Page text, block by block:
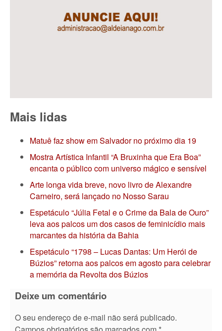
Mais lidas
Matuê faz show em Salvador no próximo dia 19
Mostra Artística Infantil “A Bruxinha que Era Boa”
encanta o público com universo mágico e sensível
Arte longa vida breve, novo livro de Alexandre
Carneiro, será lançado no Nosso Sarau
Espetáculo “Júlia Fetal e o Crime da Bala de Ouro”
leva aos palcos um dos casos de feminicídio mais
marcantes da história da Bahia
Espetáculo “1798 – Lucas Dantas: Um Herói de
Búzios” retorna aos palcos em agosto para celebrar
a memória da Revolta dos Búzios
Deixe um comentário
O seu endereço de e-mail não será publicado.